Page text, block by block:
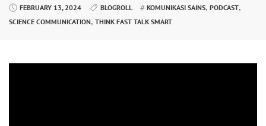
FEBRUARY 13, 2024 BLOGROLL KOMUNIKASI SAINS, PODCAST,
SCIENCE COMMUNICATION, THINK FAST TALK SMART